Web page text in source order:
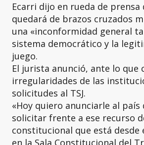
Ecarri dijo en rueda de prensa
quedará de brazos cruzados
una «inconformidad general
sistema democrático y la
juego.
El jurista anunció, ante lo que
irregularidades de las
solicitudes al TSJ.
«Hoy quiero anunciarle al país
solicitar frente a ese recurso
constitucional que está desde
en la Sala Constitucional del